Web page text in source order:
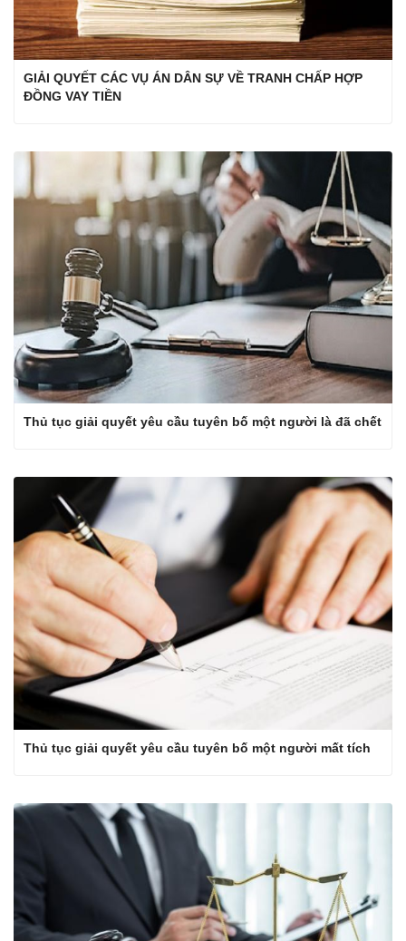
GIẢI QUYẾT CÁC VỤ ÁN DÂN SỰ VỀ TRANH CHẤP HỢP
ĐỒNG VAY TIỀN
Thủ tục giải quyết yêu cầu tuyên bố một người là đã chết
Thủ tục giải quyết yêu cầu tuyên bố một người mất tích